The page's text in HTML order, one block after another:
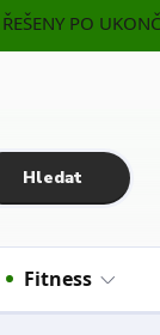
PO
Hledat
Fitness